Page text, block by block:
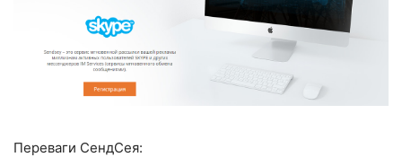
Переваги СендСея: